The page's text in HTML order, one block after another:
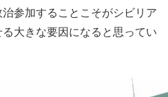
参加することこそがシビリア
大きな要因になると思ってい